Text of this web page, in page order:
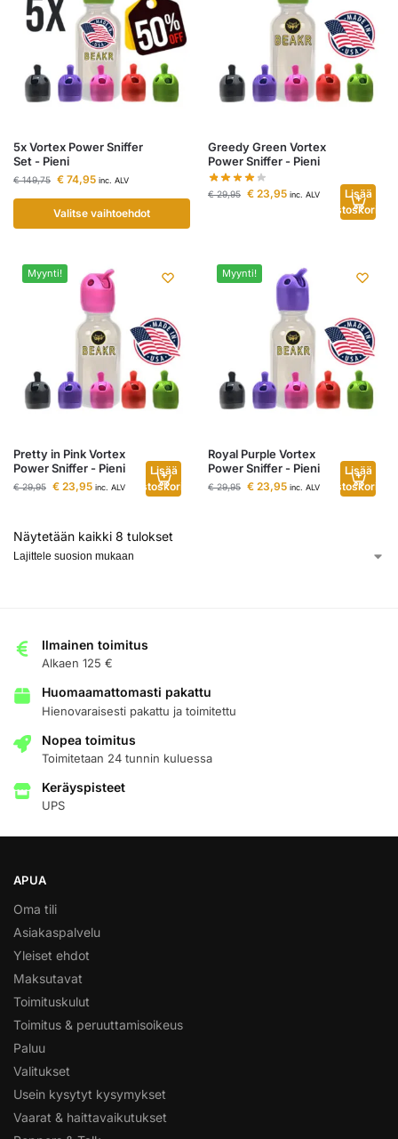
5x Vortex Power Sniffer
Set - Pieni
€149,75 € 74,95 inc. ALV
Valitse vaihtoehdot
Greedy Green Vortex
Power Sniffer - Pieni
€29,95 € 23,95 inc. ALV
Lisää
ostoskoriin
Myynti!
Pretty in Pink Vortex
Power Sniffer - Pieni
€29,95 € 23,95 inc. ALV
Lisää
ostoskoriin
Myynti!
Royal Purple Vortex
Power Sniffer - Pieni
€29,95 € 23,95 inc. ALV
Lisää
ostoskoriin
Näytetään kaikki 8 tulokset
Ilmainen toimitus
Alkaen 125 €
Huomaamattomasti pakattu
Hienovaraisesti pakattu ja toimitettu
Nopea toimitus
Toimitetaan 24 tunnin kuluessa
Keräyspisteet
UPS
APUA
Oma tili
Asiakaspalvelu
Yleiset ehdot
Maksutavat
Toimituskulut
Toimitus & peruuttamisoikeus
Paluu
Valitukset
Usein kysytyt kysymykset
Vaarat & haittavaikutukset